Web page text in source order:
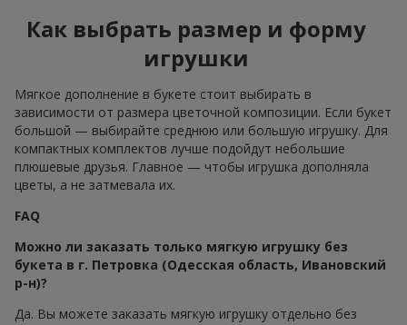
Как выбрать размер и форму
игрушки
Мягкое дополнение в букете стоит выбирать в
зависимости от размера цветочной композиции. Если букет
большой — выбирайте среднюю или большую игрушку. Для
компактных комплектов лучше подойдут небольшие
плюшевые друзья. Главное — чтобы игрушка дополняла
цветы, а не затмевала их.
FAQ
Можно ли заказать только мягкую игрушку без
букета в г. Петровка (Одесская область, Ивановский
р-н)?
Да. Вы можете заказать мягкую игрушку отдельно без